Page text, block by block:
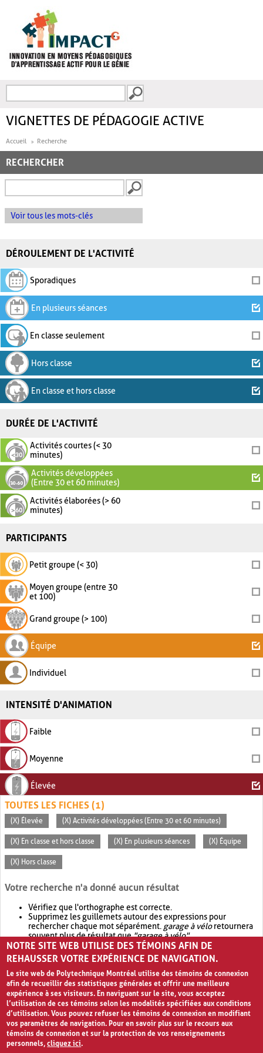
FORMULAIRE DE
VIGNETTES DE PÉDAGOGIE ACTIVE
Accueil Recherche
RECHERCHER
Voir tous les mots-clés
DÉROULEMENT DE L'ACTIVITÉ
Sporadiques
En plusieurs séances
En classe seulement
Hors classe
En classe et hors classe
DURÉE DE L'ACTIVITÉ
Activités courtes (< 30
minutes)
Activités développées
(Entre 30 et 60 minutes)
Activités élaborées (> 60
minutes)
PARTICIPANTS
Petit groupe (< 30)
Moyen groupe (entre 30
et 100)
Grand groupe (> 100)
Équipe
Individuel
INTENSITÉ D'ANIMATION
Faible
Moyenne
Élevée
TOUTES LES FICHES (1)
(X) Élevée (X) Activités développées (Entre 30 et 60 minutes)
(X) En classe et hors classe (X) En plusieurs séances (X) Équipe
(X) Hors classe
Votre recherche n'a donné aucun résultat
Vérifiez que l'orthographe est correcte.
Supprimez les guillemets autour des expressions pour
rechercher chaque mot séparément. garage à véloretournera
souvent plus de résultat que"garage à vélo".
Envisagez d'élargir votre recherche avec OR.garage OR vélo
retournera souvent plus de résultat quegarage à vélo
NOTRE SITE WEB UTILISE DES TÉMOINS AFIN DE
REHAUSSER VOTRE EXPÉRIENCE DE NAVIGATION.
Le site web de Polytechnique Montréal utilise des témoins de connexion
afin de recueillir des statistiques générales et offrir une meilleure
expérience à ses visiteurs. En naviguant sur le site, vous acceptez
l’utilisation de ces témoins selon les modalités spécifiées aux conditions
d’utilisation. Vous pouvez refuser les témoins de connexion en modifiant
vos paramètres de navigation. Pour en savoir plus sur le recours aux
témoins de connexion et sur la protection de vos renseignements
personnels,cliquez ici.